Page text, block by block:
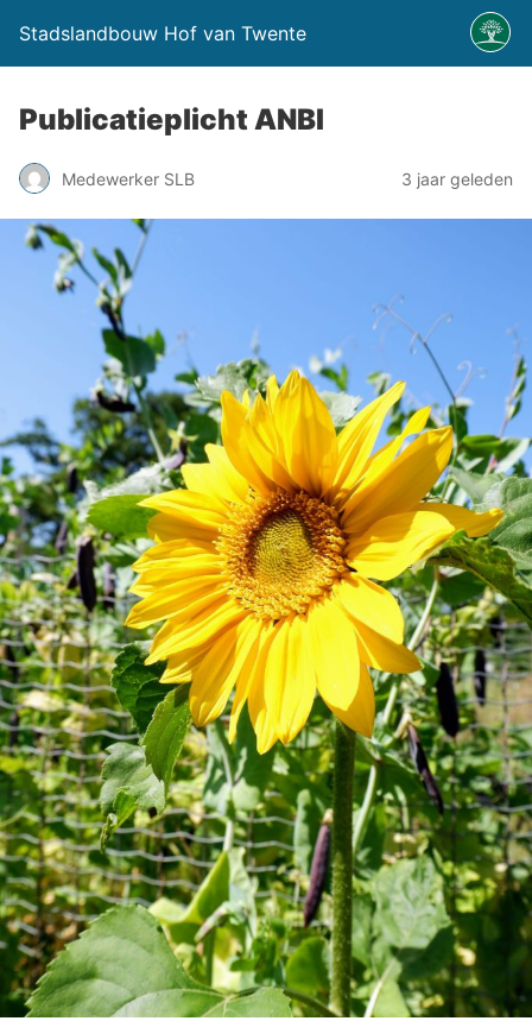
Stadslandbouw Hof van Twente
Publicatieplicht ANBI
Medewerker SLB 3 jaar geleden